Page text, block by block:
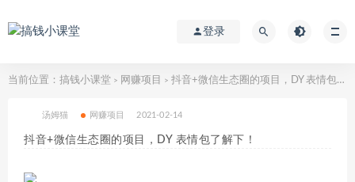
登录
当前位置： 搞钱小课堂 > 网赚项目 > 抖音+微信生态圈的项目，DY 表情包了解下！
汤姆猫 网赚项目 2021-02-14
抖音+微信生态圈的项目，DY 表情包了解下！